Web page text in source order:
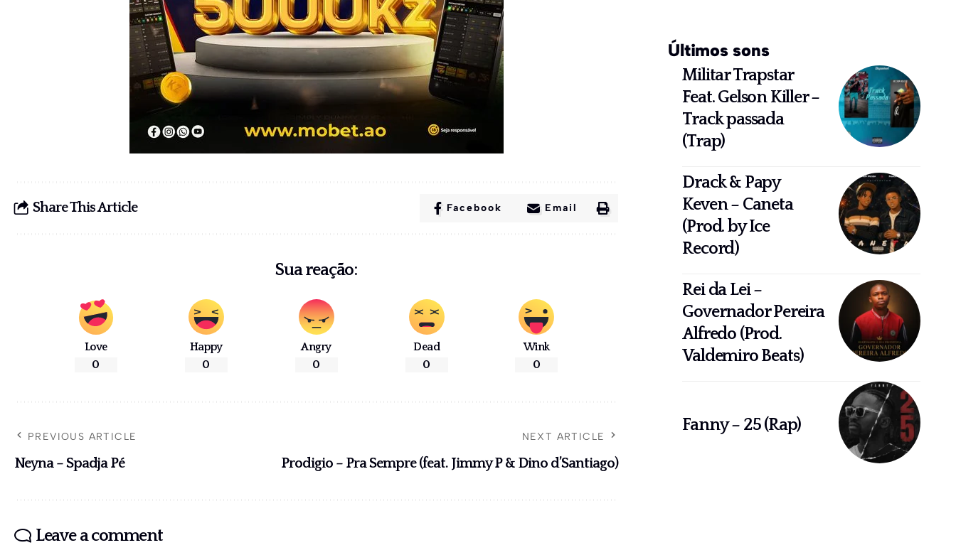
Share This Article Facebook Email
Sua reação:
Love
0
Happy
0
Angry
0
Dead
0
Wink
0
PREVIOUS ARTICLE
Neyna – Spadja Pé
NEXT ARTICLE
Prodigio – Pra Sempre (feat. Jimmy P & Dino d’Santiago)
Leave a comment
Últimos sons
Militar Trapstar
Feat. Gelson Killer –
Track passada
(Trap)
Drack & Papy
Keven – Caneta
(Prod. by Ice
Record)
Rei da Lei –
Governador Pereira
Alfredo (Prod.
Valdemiro Beats)
Fanny – 25 (Rap)